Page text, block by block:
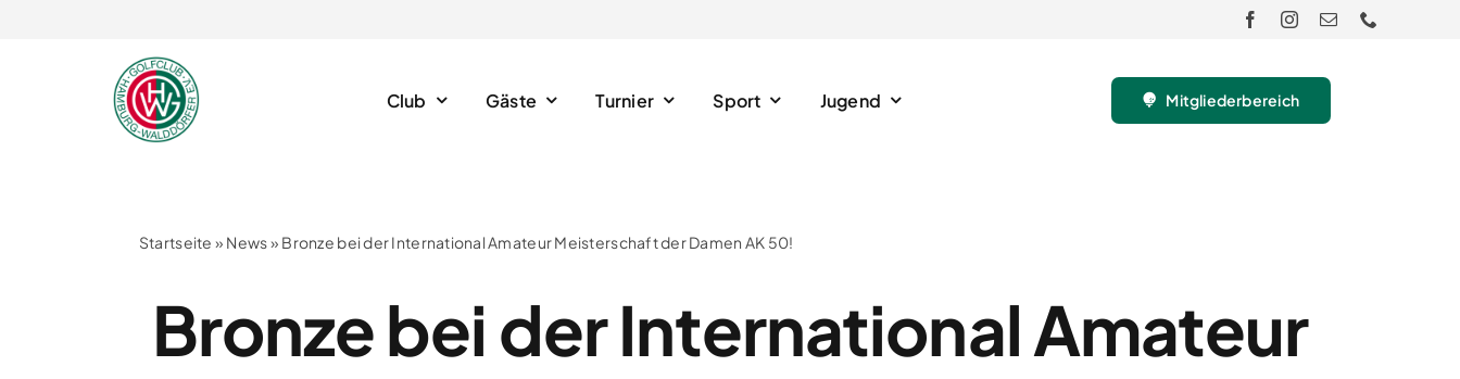
Club Gäste Turnier Sport Jugend Mitgliederbereich
Startseite » News» Bronze bei der International Amateur Meisterschaft der Damen AK 50!
Bronze bei der International Amateur